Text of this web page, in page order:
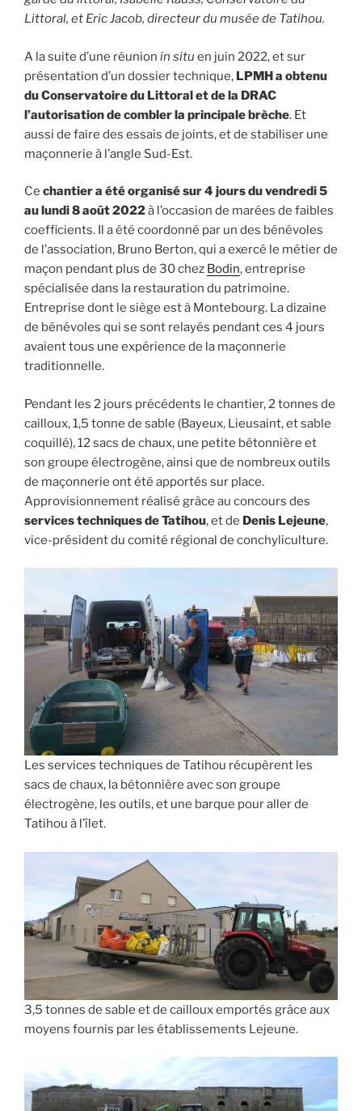
Littoral, et Eric Jacob, directeur du musée de Tatihou.
A la suite d’une réunion in situ en juin 2022, et sur
présentation d’un dossier technique, LPMH a obtenu
du Conservatoire du Littoral et de la DRAC
l’autorisation de combler la principale brèche. Et
aussi de faire des essais de joints, et de stabiliser une
maçonnerie à l’angle Sud-Est.
Ce chantier a été organisé sur 4 jours du vendredi 5
au lundi 8 août2022à l’occasion de marées de faibles
coefficients. Il a été coordonné par un des bénévoles
de l’association, Bruno Berton, qui a exercé le métier de
maçon pendant plus de 30 chez Bodin, entreprise
spécialisée dans la restauration du patrimoine.
Entreprise dont le siège est à Montebourg. La dizaine
de bénévoles qui se sont relayés pendant ces 4 jours
avaient tous une expérience de la maçonnerie
traditionnelle.
Pendant les 2 jours précédents le chantier, 2 tonnes de
cailloux, 1,5 tonne de sable (Bayeux, Lieusaint, et sable
coquillé), 12 sacs de chaux, une petite bétonnière et
son groupe électrogène, ainsi que de nombreux outils
de maçonnerie ont été apportés sur place.
Approvisionnement réalisé grâce au concours des
services techniques de Tatihou, et de Denis Lejeune,
vice-président du comité régional de conchyliculture.
Les services techniques de Tatihou récupèrent les
sacs de chaux, la bétonnière avec son groupe
électrogène, les outils, et une barque pour aller de
Tatihou à l’îlet.
3,5 tonnes de sable et de cailloux emportés grâce aux
moyens fournis par les établissements Lejeune.